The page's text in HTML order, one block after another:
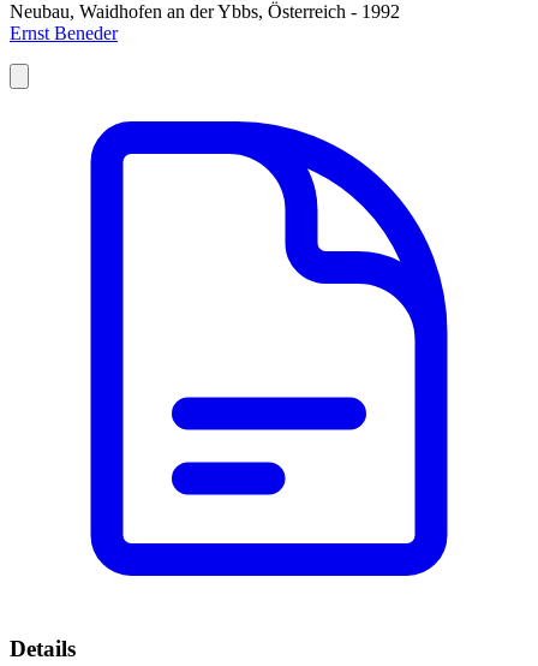
Neubau, Waidhofen an der Ybbs, Österreich - 1992
Ernst Beneder
Details